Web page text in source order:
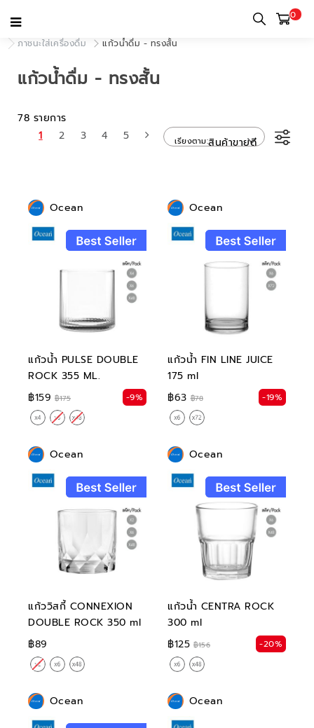
0
หน้าแรก
ภาชนะใส่เครื่องดื่ม
แก้วน้ำดื่ม - ทรงสั้น
แก้วน้ำดื่ม - ทรงสั้น
78 รายการ
1
2 3 4 5 เรียงตาม สินค้าขายดี
Ocean
แก้วน้ำ PULSE DOUBLE
ROCK 355 ML.
฿159 ฿175 -9%
Ocean
แก้วน้ำ FIN LINE JUICE
175 ml
฿63 ฿78 -19%
Ocean
แก้ววิสกี้ CONNEXION
DOUBLE ROCK 350 ml
฿89
Ocean
แก้วน้ำ CENTRA ROCK
300 ml
฿125 ฿156 -20%
Ocean Ocean